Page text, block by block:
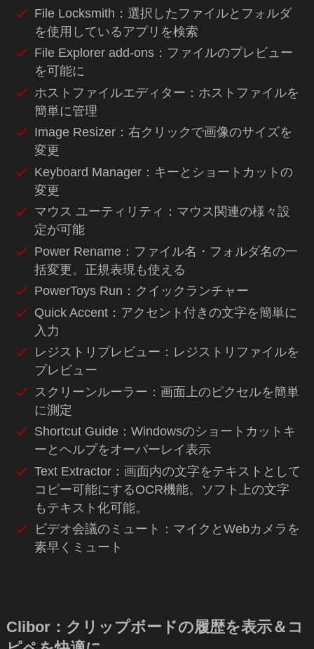
File Locksmith：選択したファイルとフォルダ
を使用しているアプリを検索
File Explorer add-ons：ファイルのプレビュー
を可能に
ホストファイルエディター：ホストファイルを
簡単に管理
Image Resizer：右クリックで画像のサイズを
変更
Keyboard Manager：キーとショートカットの
変更
マウス ユーティリティ：マウス関連の様々設
定が可能
Power Rename：ファイル名・フォルダ名の一
括変更。正規表現も使える
PowerToys Run：クイックランチャー
Quick Accent：アクセント付きの文字を簡単に
入力
レジストリプレビュー：レジストリファイルを
プレビュー
スクリーンルーラー：画面上のピクセルを簡単
に測定
Shortcut Guide：Windowsのショートカットキ
ーとヘルプをオーバーレイ表示
Text Extractor：画面内の文字をテキストとして
コピー可能にするOCR機能。ソフト上の文字
もテキスト化可能。
ビデオ会議のミュート：マイクとWebカメラを
素早くミュート
Clibor：クリップボードの履歴を表示＆コ